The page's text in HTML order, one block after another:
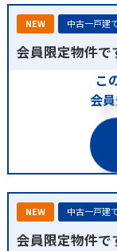
NEW 中古一戸建
会員限定物件で
こ
会
NEW 中古一戸建
会員限定物件で